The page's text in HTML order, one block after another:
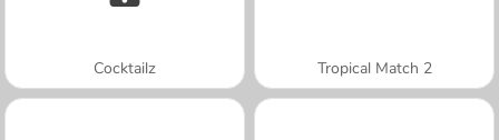
Cocktailz Tropical Match 2